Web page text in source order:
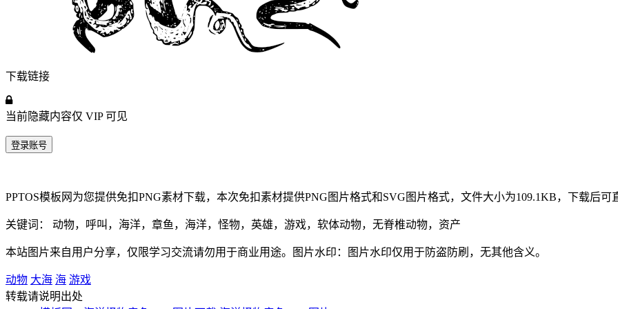
下载链接
当前隐藏内容仅 VIP可见
登录账号
PPTOS模板网为您提供免扣PNG素材下载，本次免扣素材提供PNG图片格式和SVG图片格式，文件大小为109.1KB，下载后可
关键词： 动物，呼叫，海洋，章鱼，海洋，怪物，英雄，游戏，软体动物，无脊椎动物，资产
本站图片来自用户分享，仅限学习交流请勿用于商业用途。图片水印：图片水印仅用于防盗防刷，无其他含义。
动物 大海 海 游戏
转载请说明出处